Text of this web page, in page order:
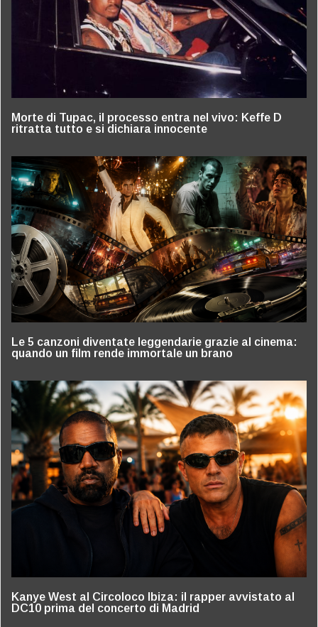
Morte di Tupac, il processo entra nel vivo: Keffe D
ritratta tutto e si dichiara innocente
Le 5 canzoni diventate leggendarie grazie al cinema:
quando un film rende immortale un brano
Kanye West al Circoloco Ibiza: il rapper avvistato al
DC10 prima del concerto di Madrid